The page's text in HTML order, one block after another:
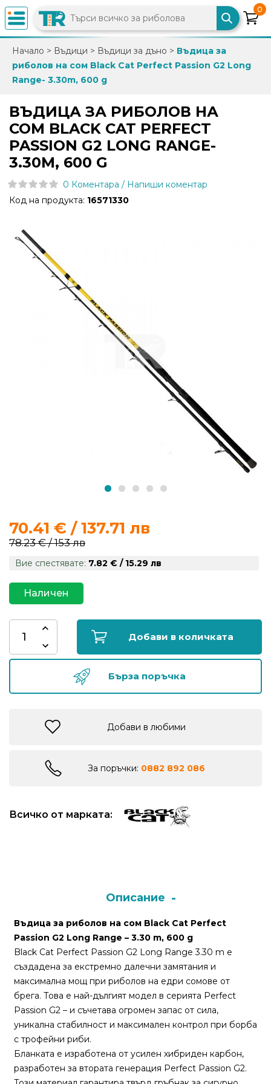
×
0882
892
info@trfish.com
Регистрация
Промоции
Нови
продукти
Влакна
за
Куки
за
риболов
Дрехи
Къмпинг
за
риболов
Комплекти
за
риболов
Сонари
0
Начало > Въдици > Въдици за дъно > Въдица за
риболов на сом Black Cat Perfect Passion G2 Long
Range- 3.30m, 600 g
ВЪДИЦА ЗА РИБОЛОВ НА
СОМ BLACK CAT PERFECT
PASSION G2 LONG RANGE-
3.30M, 600 G
0 Коментара / Напиши коментар
Код на продукта: 16571330
70.41 € / 137.71 лв
78.23 € / 153 лв
Вие спестявате: 7.82 € / 15.29 лв
Наличен
Добави в количката
Бърза поръчка
Добави в любими
За поръчки: 0882 892 086
Всичко от марката:
Описание
Въдица за риболов на сом Black Cat Perfect
Passion G2 Long Range – 3.30 m, 600 g
Black Cat Perfect Passion G2 Long Range 3.30 m е
създадена за екстремно далечни замятания и
максимална мощ при риболов на едри сомове от
брега. Това е най-дългият модел в серията Perfect
Passion G2 – и съчетава огромен запас от сила,
уникална стабилност и максимален контрол при борба
с трофейни риби.
Бланката е изработена от усилен хибриден карбон,
разработен за втората генерация Perfect Passion G2.